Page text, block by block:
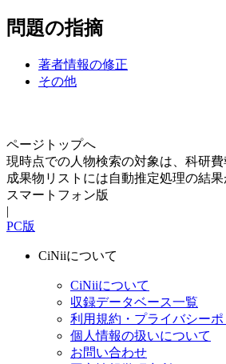
問題の指摘
著者情報の修正
その他
ページトップへ
現時点での人物検索の対象は、科研費
成果物リストには自動推定処理の結
スマートフォン版
|
PC版
CiNiiについて
CiNiiについて
収録データベース一覧
利用規約・プライバシーポ
個人情報の扱いについて
お問い合わせ